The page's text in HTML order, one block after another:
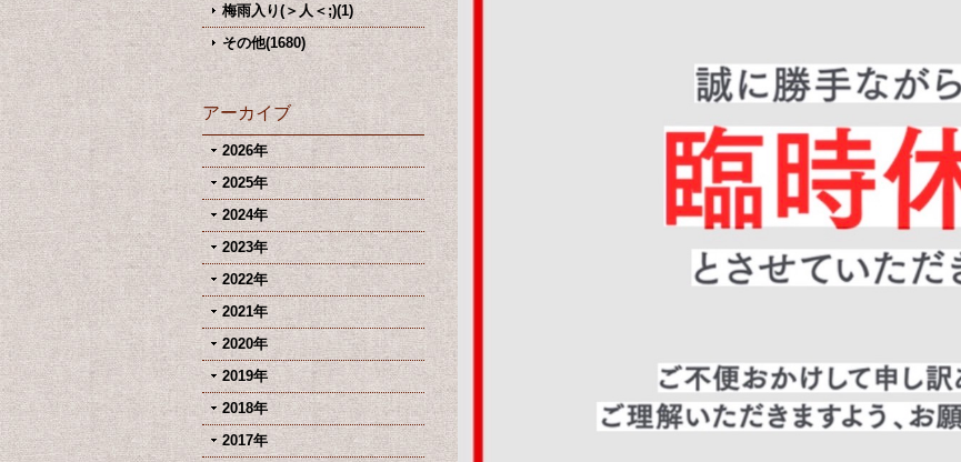
梅雨入り(＞人＜;)(1)
その他(1680)
アーカイブ
2026年
2025年
2024年
2023年
2022年
2021年
2020年
2019年
2018年
2017年